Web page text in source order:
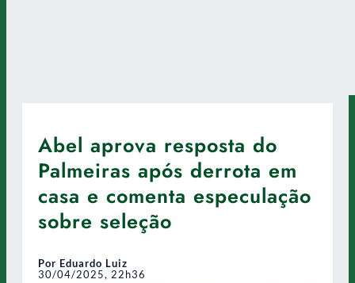
Abel aprova resposta do
Palmeiras após derrota em
casa e comenta especulação
sobre seleção
Por Eduardo Luiz
30/04/2025, 22h36